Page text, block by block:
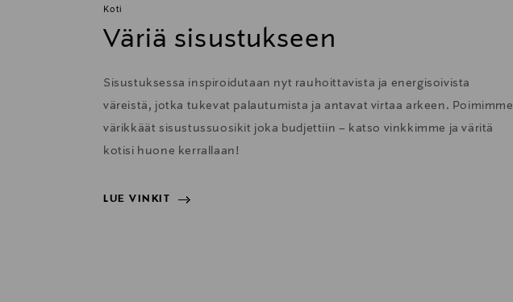
Koti
Väriä sisustukseen
Sisustuksessa inspiroidutaan nyt rauhoittavista ja energisoivista
väreistä, jotka tukevat palautumista ja antavat virtaa arkeen. Poimimme
värikkäät sisustussuosikit joka budjettiin – katso vinkkimme ja väritä
kotisi huone kerrallaan!
LUE VINKIT